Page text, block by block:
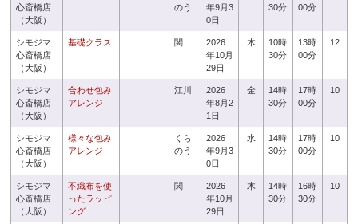
心斎橋店
（大阪）
のう
年9月3
0日
30分
00分
シモジマ
心斎橋店
（大阪）
基礎クラス 関
2026
年10月
29日
木
10時
30分
13時
00分
12
シモジマ
心斎橋店
（大阪）
合わせ包み
アレンジ
江川
2026
年8月2
1日
金
14時
30分
17時
00分
10
シモジマ
心斎橋店
（大阪）
様々な包み
アレンジ
くら
のう
2026
年9月3
0日
水
14時
30分
17時
00分
10
シモジマ
心斎橋店
（大阪）
不織布を使
ったラッピ
ング
関
2026
年10月
29日
木
14時
30分
16時
30分
10